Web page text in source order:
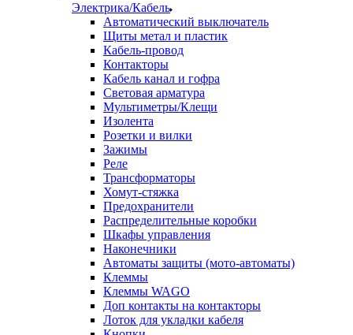
Электрика/Кабель
Автоматический выключатель
Щиты метал и пластик
Кабель-провод
Контакторы
Кабель канал и гофра
Световая арматура
Мультиметры/Клещи
Изолента
Розетки и вилки
Зажимы
Реле
Трансформаторы
Хомут-стяжка
Предохранители
Распределительные коробки
Шкафы управления
Наконечники
Автоматы защиты (мото-автоматы)
Клеммы
Клеммы WAGO
Доп контакты на контакторы
Лоток для укладки кабеля